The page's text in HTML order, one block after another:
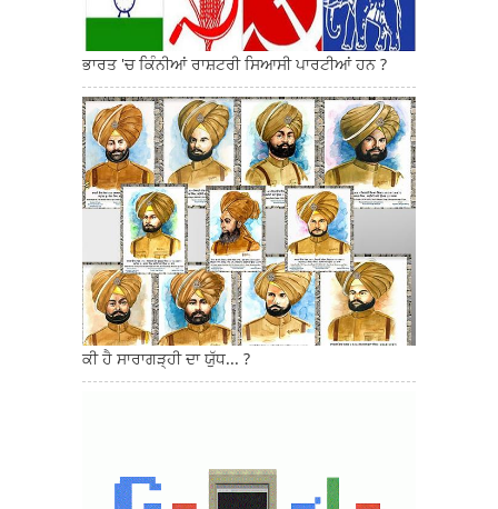
ਭਾਰਤ 'ਚ ਕਿੰਨੀਆਂ ਰਾਸ਼ਟਰੀ ਸਿਆਸੀ ਪਾਰਟੀਆਂ ਹਨ ?
ਕੀ ਹੈ ਸਾਰਾਗੜ੍ਹੀ ਦਾ ਯੁੱਧ... ?